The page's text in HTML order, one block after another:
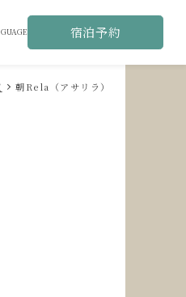
宿泊予約
朝Rela（アサリラ）